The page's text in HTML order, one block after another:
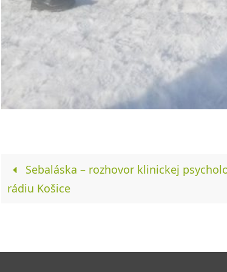
Sebaláska – rozhovor klinickej
rádiu Košice